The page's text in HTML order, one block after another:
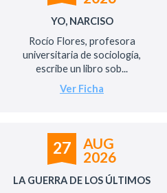
YO, NARCISO
Rocío Flores, profesora
universitaria de sociología,
escribe un libro sob...
Ver Ficha
27
AUG
2026
LA GUERRA DE LOS ÚLTIMOS